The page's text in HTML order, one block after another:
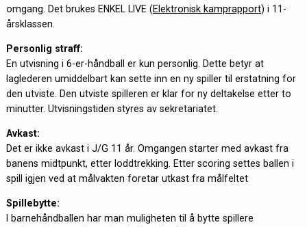
omgang. Det brukes ENKEL LIVE (Elektronisk kamprapport) i 11-
årsklassen.
Personlig straff:
En utvisning i 6-er-håndball er kun personlig. Dette betyr at
laglederen umiddelbart kan sette inn en ny spiller til erstatning for
den utviste. Den utviste spilleren er klar for ny deltakelse etter to
minutter. Utvisningstiden styres av sekretariatet.
Avkast:
Det er ikke avkast i J/G 11 år. Omgangen starter med avkast fra
banens midtpunkt, etter loddtrekking. Etter scoring settes ballen i
spill igjen ved at målvakten foretar utkast fra målfeltet
Spillebytte:
I barnehåndballen har man muligheten til å bytte spillere